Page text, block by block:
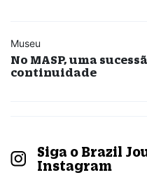
Museu
No MASP, uma
continuidade
Siga o Brazil
Instagram